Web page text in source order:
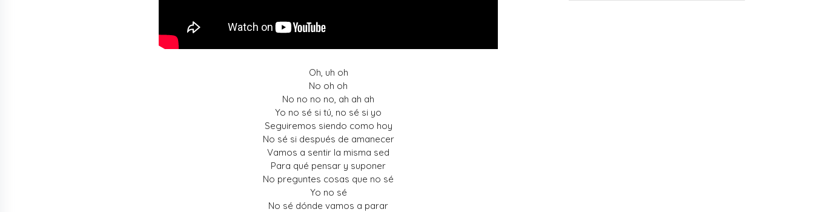
Oh, uh oh
No oh oh
No no no no, ah ah ah
Yo no sé si tú, no sé si yo
Seguiremos siendo como hoy
No sé si después de amanecer
Vamos a sentir la misma sed
Para qué pensar y suponer
No preguntes cosas que no sé
Yo no sé
No sé dónde vamos a parar